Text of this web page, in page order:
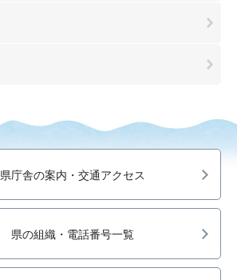
県庁舎の案内・交通アクセス
県の組織・電話番号一覧